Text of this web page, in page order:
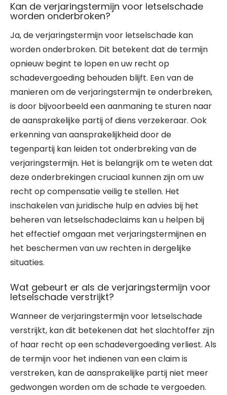
Kan de verjaringstermijn voor letselschade
worden onderbroken?
Ja, de verjaringstermijn voor letselschade kan
worden onderbroken. Dit betekent dat de termijn
opnieuw begint te lopen en uw recht op
schadevergoeding behouden blijft. Een van de
manieren om de verjaringstermijn te onderbreken,
is door bijvoorbeeld een aanmaning te sturen naar
de aansprakelijke partij of diens verzekeraar. Ook
erkenning van aansprakelijkheid door de
tegenpartij kan leiden tot onderbreking van de
verjaringstermijn. Het is belangrijk om te weten dat
deze onderbrekingen cruciaal kunnen zijn om uw
recht op compensatie veilig te stellen. Het
inschakelen van juridische hulp en advies bij het
beheren van letselschadeclaims kan u helpen bij
het effectief omgaan met verjaringstermijnen en
het beschermen van uw rechten in dergelijke
situaties.
Wat gebeurt er als de verjaringstermijn voor
letselschade verstrijkt?
Wanneer de verjaringstermijn voor letselschade
verstrijkt, kan dit betekenen dat het slachtoffer zijn
of haar recht op een schadevergoeding verliest. Als
de termijn voor het indienen van een claim is
verstreken, kan de aansprakelijke partij niet meer
gedwongen worden om de schade te vergoeden.